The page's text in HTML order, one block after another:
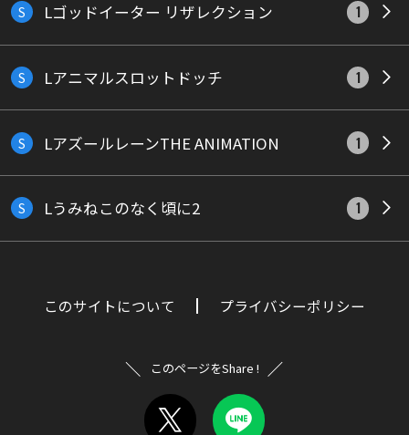
S Lゴッドイーター リザレクション 1
S Lアニマルスロットドッチ 1
S LアズールレーンTHE ANIMATION 1
S Lうみねこのなく頃に2 1
このサイトについて プライバシーポリシー
このページをShare !